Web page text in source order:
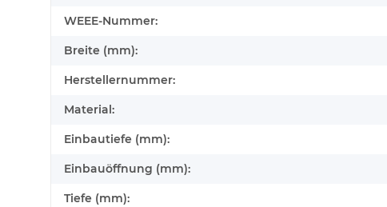
WEEE-Nummer:
Breite (mm):
Herstellernummer:
Material:
Einbautiefe (mm):
Einbauöffnung (mm):
Tiefe (mm):